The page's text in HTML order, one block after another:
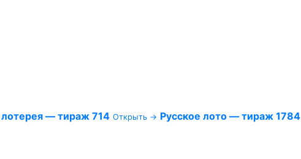
— тираж 714 Открыть → Русское лото — тираж 1784